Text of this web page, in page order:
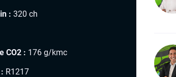
: 320 ch
CO2 : 176 g/kmc
R1217